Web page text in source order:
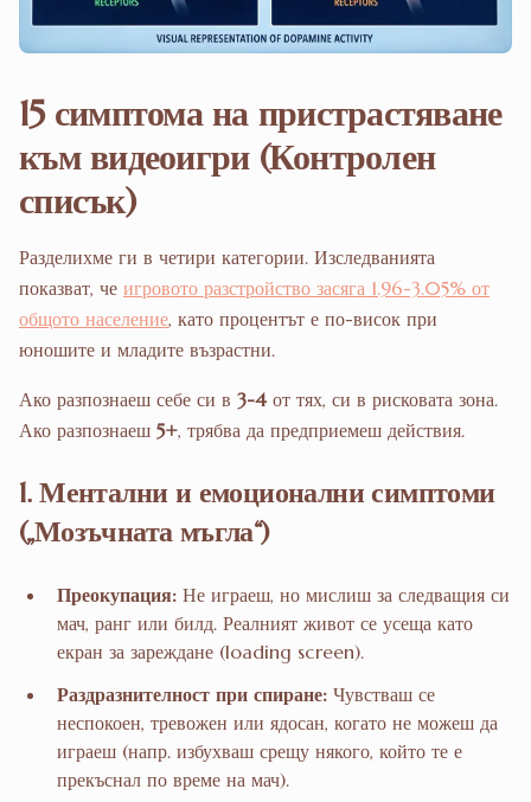
15 симптома на пристрастяване
към видеоигри (Контролен
списък)
Разделихме ги в четири категории. Изследванията
показват, че игровото разстройство засяга 1.96-3.05% от
общото население, като процентът е по-висок при
юношите и младите възрастни.
Ако разпознаеш себе си в 3-4 от тях, си в рисковата зона.
Ако разпознаеш 5+, трябва да предприемеш действия.
1. Ментални и емоционални симптоми
(„Мозъчната мъгла“)
Преокупация: Не играеш, но мислиш за следващия си
мач, ранг или билд. Реалният живот се усеща като
екран за зареждане (loading screen).
Раздразнителност при спиране: Чувстваш се
неспокоен, тревожен или ядосан, когато не можеш да
играеш (напр. избухваш срещу някого, който те е
прекъснал по време на мач).